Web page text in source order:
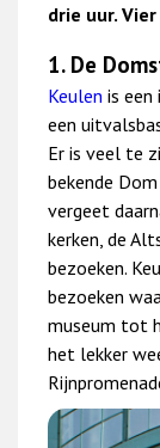
drie uur.
1. De
Keulen is
een
Er is veel te
bekende
vergeet
kerken, de
bezoeken.
bezoeken
museum tot
het lekker